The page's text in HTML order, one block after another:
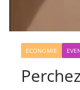
ECONOMIE